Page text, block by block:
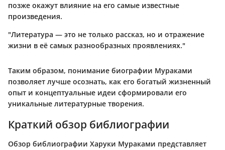
позже окажут влияние на его самые известные
произведения.
"Литература — это не только рассказ, но и отражение
жизни в её самых разнообразных проявлениях."
Таким образом, понимание биографии Мураками
позволяет лучше осознать, как его богатый жизненный
опыт и концептуальные идеи сформировали его
уникальные литературные творения.
Краткий обзор библиографии
Обзор библиографии Харуки Мураками представляет